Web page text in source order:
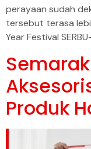
perayaan sudah
tersebut terasa
Year Festival
Produk